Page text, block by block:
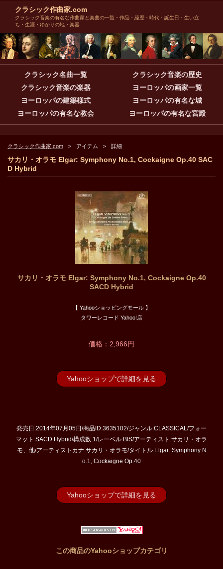
クラシック作曲家.com
クラシック音楽の有名な作曲家と楽曲の一覧・作品・経歴・時代・誕生日・生い立
ち・生涯・ゆかりの地・楽器
クラシック名曲一覧
クラシック音楽の歴史
クラシック音楽の楽器
ヨーロッパの画家一覧
ヨーロッパの建築様式
ヨーロッパの有名な城
ヨーロッパの有名な教会
ヨーロッパの有名な宮殿
クラシック作曲家.com アイテム 詳細
サカリ・オラモ Elgar: Symphony No.1, Cockaigne Op.40 SAC
D Hybrid
サカリ・オラモ Elgar: Symphony No.1, Cockaigne Op.40
SACD Hybrid
【 Yahooショッピングモール 】
タワーレコード Yahoo!店
価格：2,966円
Yahooショップで詳細を見る
発売日:2014年07月05日/商品ID:3635102/ジャンル:CLASSICAL/フォー
マット:SACD Hybrid/構成数:1/レーベル:BIS/アーティスト:サカリ・オラ
モ、他/アーティストカナ:サカリ・オラモ/タイトル:Elgar: Symphony N
o.1, Cockaigne Op.40
Yahooショップで詳細を見る
この商品のYahooショップカテゴリ